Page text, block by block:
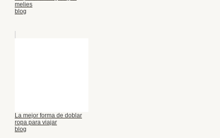
melies
blog
La mejor forma de doblar
ropa para viajar
blog